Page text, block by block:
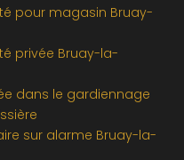
pour magasin Bruay-
privée Bruay-la-
dans le gardiennage
sur alarme Bruay-la-